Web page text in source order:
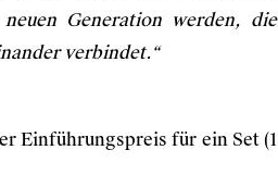
Generation werden, die
verbindet.“
Einführungspreis für ein Set (1